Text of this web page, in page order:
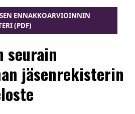
ENNAKKOARVIOINNIN
(PDF)
seurain
jäsenrekisterin